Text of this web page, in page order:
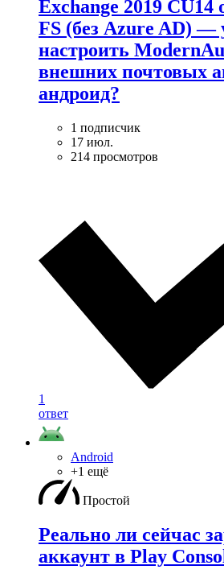
Exchange 2019 CU14
FS (без Azure AD) —
настроить
внешних почтовых
андроид?
1 подписчик
17 июл.
214 просмотров
1
ответ
Android
+1 ещё
Простой
Реально ли сейчас
аккаунт в Play